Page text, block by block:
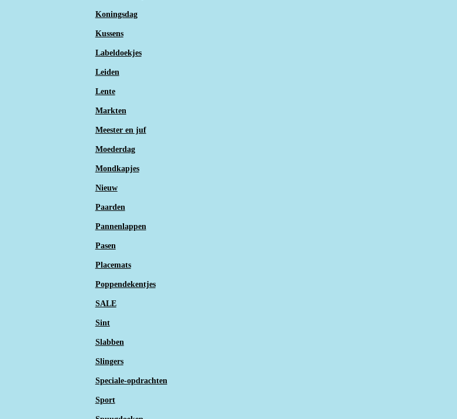
Koningsdag
Kussens
Labeldoekjes
Leiden
Lente
Markten
Meester en juf
Moederdag
Mondkapjes
Nieuw
Paarden
Pannenlappen
Pasen
Placemats
Poppendekentjes
SALE
Sint
Slabben
Slingers
Speciale-opdrachten
Sport